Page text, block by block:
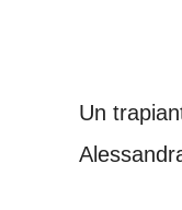
Un